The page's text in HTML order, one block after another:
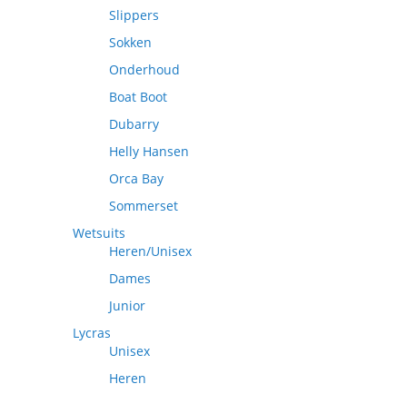
Slippers
Sokken
Onderhoud
Boat Boot
Dubarry
Helly Hansen
Orca Bay
Sommerset
Wetsuits
Heren/Unisex
Dames
Junior
Lycras
Unisex
Heren